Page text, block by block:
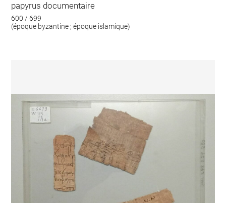
papyrus documentaire
600 / 699
(époque byzantine ; époque islamique)